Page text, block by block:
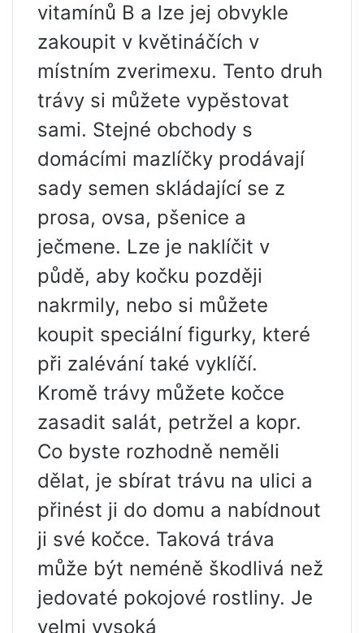
vitamínů B a lze jej obvykle
zakoupit v květináčích v
místním zverimexu. Tento druh
trávy si můžete vypěstovat
sami. Stejné obchody s
domácími mazlíčky prodávají
sady semen skládající se z
prosa, ovsa, pšenice a
ječmene. Lze je naklíčit v
půdě, aby kočku později
nakrmily, nebo si můžete
koupit speciální figurky, které
při zalévání také vyklíčí.
Kromě trávy můžete kočce
zasadit salát, petržel a kopr.
Co byste rozhodně neměli
dělat, je sbírat trávu na ulici a
přinést ji do domu a nabídnout
ji své kočce. Taková tráva
může být neméně škodlivá než
jedovaté pokojové rostliny. Je
velmi vysoká